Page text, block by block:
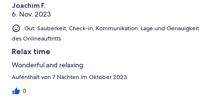
Joachim F.
6. Nov. 2023
Gut: Sauberkeit, Check-in, Kommunikation, Lage und Genauigkeit
des Onlineauftritts
Relax time
Wonderful and relaxing
Aufenthalt von 7 Nächten im Oktober 2023
0